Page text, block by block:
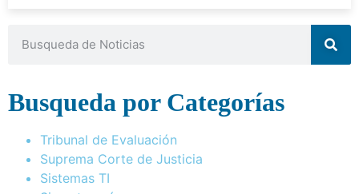
Busqueda por Categorías
Tribunal de Evaluación
Suprema Corte de Justicia
Sistemas TI